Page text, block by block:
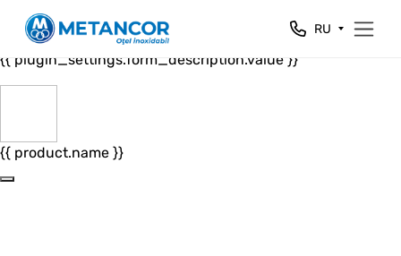
Close
{{ plugin_settings.form_header.value }}
{{ plugin_settings.form_description.value }}
{{ product.name }}
RU